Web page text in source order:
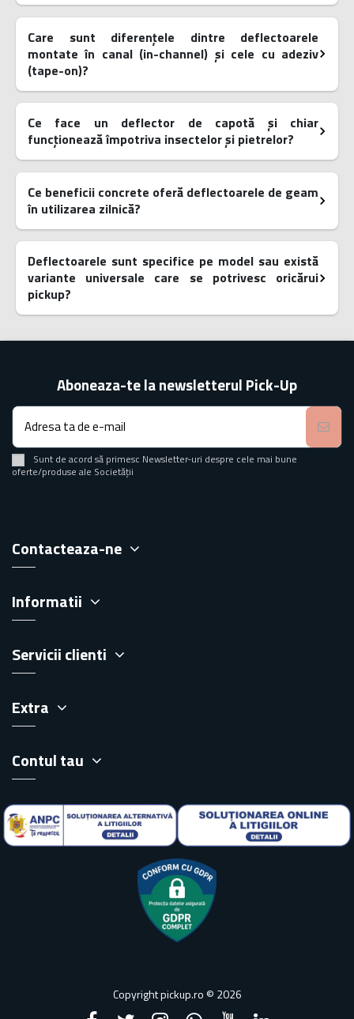
Care sunt diferențele dintre deflectoarele
montate în canal (in-channel) și cele cu adeziv
(tape-on)?
Ce face un deflector de capotă și chiar
funcționează împotriva insectelor și pietrelor?
Ce beneficii concrete oferă deflectoarele de geam
în utilizarea zilnică?
Deflectoarele sunt specifice pe model sau există
variante universale care se potrivesc oricărui
pickup?
Aboneaza-te la newsletterul Pick-Up
Sunt de acord să primesc Newsletter-uri despre cele mai bune
oferte/produse ale Societății
Contacteaza-ne
Informatii
Servicii clienti
Extra
Contul tau
Copyright pickup.ro © 2026